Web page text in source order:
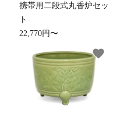
物
携帯用二段式丸香炉セッ
ト
22,770円〜
favorite